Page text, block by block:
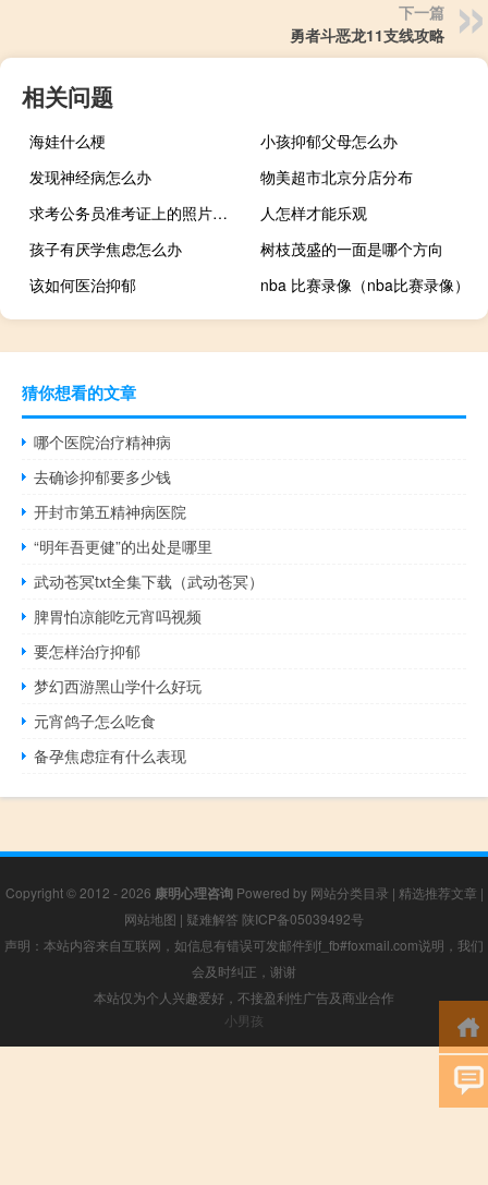
下一篇
勇者斗恶龙11支线攻略
相关问题
海娃什么梗
小孩抑郁父母怎么办
发现神经病怎么办
物美超市北京分店分布
求考公务员准考证上的照片有什么要求 公务员考试照片要求
人怎样才能乐观
孩子有厌学焦虑怎么办
树枝茂盛的一面是哪个方向
该如何医治抑郁
nba 比赛录像（nba比赛录像）
猜你想看的文章
哪个医院治疗精神病
去确诊抑郁要多少钱
开封市第五精神病医院
“明年吾更健”的出处是哪里
武动苍冥txt全集下载（武动苍冥）
脾胃怕凉能吃元宵吗视频
要怎样治疗抑郁
梦幻西游黑山学什么好玩
元宵鸽子怎么吃食
备孕焦虑症有什么表现
Copyright © 2012 - 2026 康明心理咨询Powered by 网站分类目录 | 精选推荐文章 |
网站地图 | 疑难解答 陕ICP备05039492号
声明：本站内容来自互联网，如信息有错误可发邮件到f_fb#foxmail.com说明，我们
会及时纠正，谢谢
本站仅为个人兴趣爱好，不接盈利性广告及商业合作
小男孩